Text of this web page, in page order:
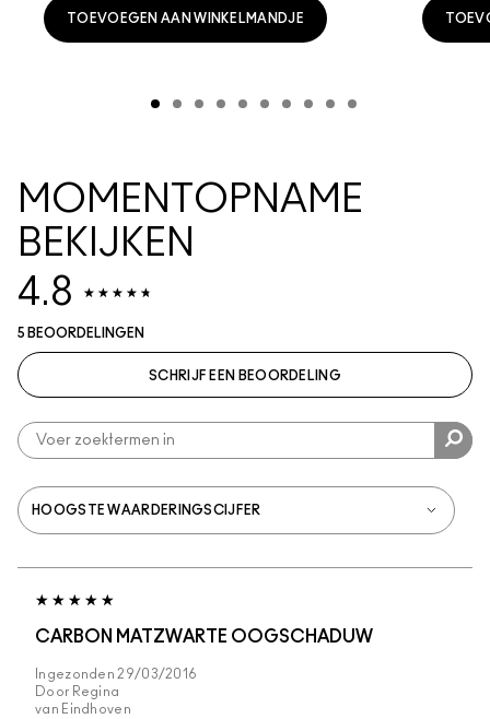
TOEVOEGEN AAN WINKELMANDJE
MOMENTOPNAME
BEKIJKEN
4.8
5 BEOORDELINGEN
SCHRIJF EEN BEOORDELING
CARBON MATZWARTE OOGSCHADUW
Ingezonden 29/03/2016
Door Regina
van Eindhoven